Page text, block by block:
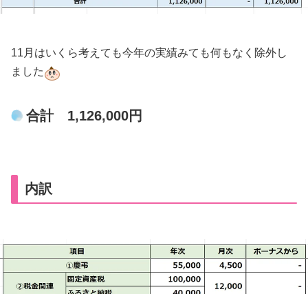
11月はいくら考えても今年の実績みても何もなく除外し
ました
合計 1,126,000円
内訳